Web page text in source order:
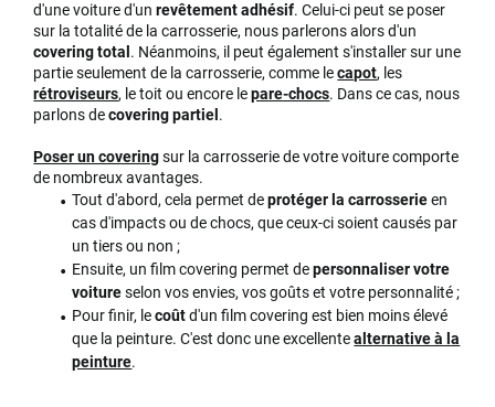
d'une voiture d'unrevêtement adhésif. Celui-ci peut se poser
sur la totalité de la carrosserie, nous parlerons alors d'un
covering total . Néanmoins, il peut également s'installer sur une
partie seulement de la carrosserie, comme lecapot, les
rétroviseurs, le toit ou encore lepare-chocs. Dans ce cas, nous
parlons decovering partiel .
Poser un coveringsur la carrosserie de votre voiture comporte
de nombreux avantages.
Tout d'abord, cela permet deprotéger la carrosserieen
cas d'impacts ou de chocs, que ceux-ci soient causés par
un tiers ou non ;
Ensuite, un film covering permet depersonnaliser votre
voitureselon vos envies, vos goûts et votre personnalité ;
Pour finir, lecoûtd'un film covering est bien moins élevé
que la peinture. C'est donc une excellentealternative à la
peinture.